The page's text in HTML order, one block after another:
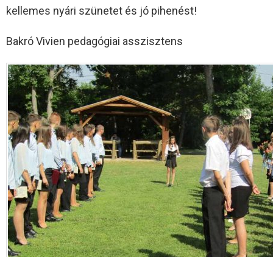
kellemes nyári szünetet és jó pihenést!
Bakró Vivien pedagógiai asszisztens